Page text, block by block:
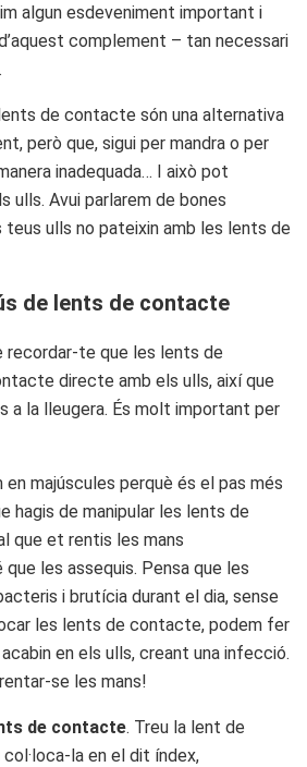
algun esdeveniment important i
complement – tan necessari
de contacte són una alternativa
però que, sigui per mandra o per
inadequada… I això pot
ulls. Avui parlarem de bones
ulls no pateixin amb les lents de
de lents de contacte
recordar-te que les lents de
directe amb els ulls, així que
a la lleugera. És molt important per
en majúscules perquè és el pas més
hagis de manipular les lents de
que et rentis les mans
les assequis. Pensa que les
i brutícia durant el dia, sense
les lents de contacte, podem fer
en els ulls, creant una infecció.
se les mans!
de contacte. Treu la lent de
la en el dit índex,